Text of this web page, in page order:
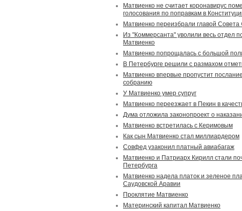
Матвиенко не считает коронавирус
голосования по поправкам в
Матвиенко переизбрали главой
Из "Коммерсанта" уволили весь отдел
Матвиенко
Матвиенко попрощалась с большой
В Петербурге решили с размахом
Матвиенко впервые пропустит
собранию
У Матвиенко умер супруг
Матвиенко переезжает в Пекин в
Дума отложила законопроект о
Матвиенко встретилась с Керимовым
Как сын Матвиенко стал миллиардером
Совфед узаконил платный авиабагаж
Матвиенко и Патриарх Кирилл стали
Петербурга
Матвиенко надела платок и зеленое
Саудовской Аравии
Проклятие Матвиенко
Материнский капитал Матвиенко